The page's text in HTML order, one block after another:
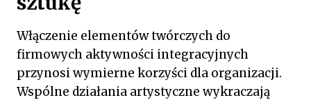
Włączenie elementów twórczych do
firmowych aktywności integracyjnych
przynosi wymierne korzyści dla organizacji.
Wspólne działania artystyczne wykraczają